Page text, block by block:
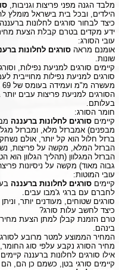
מלבד הגנה מפני פריצות וגניבות,
הילדים, ובכל בית בישראל מומלץ
כיצד לבחור סורגים לחלונות
ידע מקדים בטרם קבלת הצעת
עובי הסורג:
אומנם מראה סורגים לחלונות
שונות.
קיימים סורגים למניעת נפילות,
סורגים למניעת נפילות מחוייבית
מעשרה מ"מ ועמידה בעומס של 69 ק"ג.
בעלותם.
חומר הסורג:
קיימים סורגים לחלונות ברעננה
מבפנים) אמברזל מלא, ומברזל
ברזל חלול הוא קל יותר, אולם
הברזל המלא, מקשה על פריצות,
הברזל המגלוון (תהליך הגלוון
גבוה מאוד) מקשה על ניסיונות
עובי המוטות:
קיימים סורגים לחלונות ברעננה
לחברם עם ברגי ג'מבו עבים.
סורגים שטוחים, מעודנים יותר, וניתן
כיצד לחשב עלות סורג?
טרם הזמנת קבלן למתן הצעת מחיר
בינהם.
המחיר הממוצע למטר מרובע
מחיר הסורג נקבע עלפי סוג החומר,
אילו סורגים לחלונות ברעננה
קיימים סורגי בטן, כשמם כן הם,